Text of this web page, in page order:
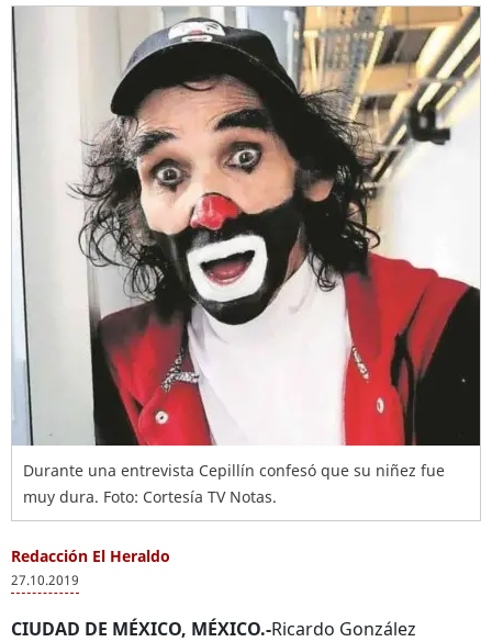
Durante una entrevista Cepillín confesó que su niñez fue
muy dura. Foto: Cortesía TV Notas.
Redacción El Heraldo
27.10.2019
CIUDAD DE MÉXICO, MÉXICO.-Ricardo González